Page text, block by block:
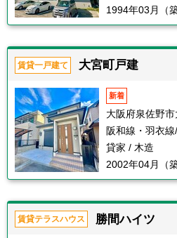
1994年03月（
賃貸一戸建て 大宮町戸建
新着
大阪府泉佐野
阪和線・羽衣
貸家 / 木造
2002年04月（
賃貸テラスハウス 勝間ハイツ